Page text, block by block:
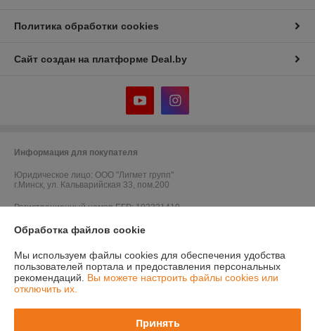
Политика обработки cookies
Сайт создан на платформе Deal.by
Информация для покупателя
Юридическое лицо: ООО "Лигмет групп"
г.Минск, ул. Кальварийская 33, пом.200
Регистрационный номер ЕГР: 192331419
УНП: 192331419
Регистрационный орган: Мингорисполком
Дата регистрации компании: 28.08.2014
Обработка файлов cookie
Мы используем файлы cookies для обеспечения удобства
пользователей портала и предоставления персональных
рекомендаций. Вы можете настроить файлы cookies или
отключить их.
Принять